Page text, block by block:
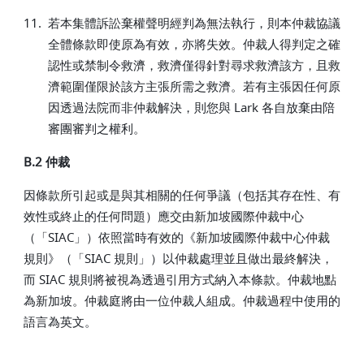
11. 若本集體訴訟棄權聲明經判為無法執行，則本仲裁協議
全體條款即使原為有效，亦將失效。仲裁人得判定之確
認性或禁制令救濟，救濟僅得針對尋求救濟該方，且救
濟範圍僅限於該方主張所需之救濟。若有主張因任何原
因透過法院而非仲裁解決，則您與 Lark 各自放棄由陪
審團審判之權利。
B.2 仲裁
因條款所引起或是與其相關的任何爭議（包括其存在性、有
效性或終止的任何問題）應交由新加坡國際仲裁中心
（「SIAC」）依照當時有效的《新加坡國際仲裁中心仲裁
規則》（「SIAC 規則」）以仲裁處理並且做出最終解決，
而 SIAC 規則將被視為透過引用方式納入本條款。仲裁地點
為新加坡。仲裁庭將由一位仲裁人組成。仲裁過程中使用的
語言為英文。